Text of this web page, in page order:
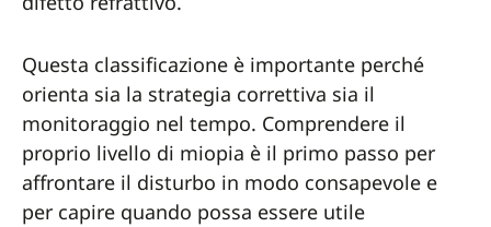
Questa classificazione è importante perché
orienta sia la strategia correttiva sia il
monitoraggio nel tempo. Comprendere il
proprio livello di miopia è il primo passo per
affrontare il disturbo in modo consapevole e
per capire quando possa essere utile